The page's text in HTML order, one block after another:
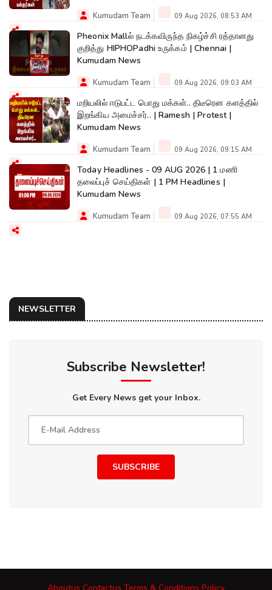
Kumudam Team 09 Aug 2026, 08:53 AM
Pheonix Mallல் நடக்கவிருந்த நிகழ்ச்சி ரத்தானது
குறித்து HIPHOPadhi உருக்கம் | Chennai |
Kumudam News
Kumudam Team 09 Aug 2026, 09:03 AM
மறியலில் ஈடுபட்ட பொது மக்கள்.. திடீரென களத்தில்
இறங்கிய அமைச்சர்.. | Ramesh | Protest |
Kumudam News
Kumudam Team 09 Aug 2026, 09:15 AM
Today Headlines - 09 AUG 2026 | 1 மணி
தலைப்புச் செய்திகள் | 1 PM Headlines |
Kumudam News
Kumudam Team 09 Aug 2026, 07:55 AM
NEWSLETTER
Subscribe Newsletter!
Get Every News get your Inbox.
SUBSCRIBE